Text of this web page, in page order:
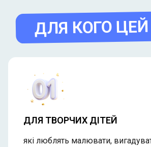
ДЛЯ КОГО
ДЛЯ ТВОРЧИХ ДІТЕЙ
які люблять малювати,